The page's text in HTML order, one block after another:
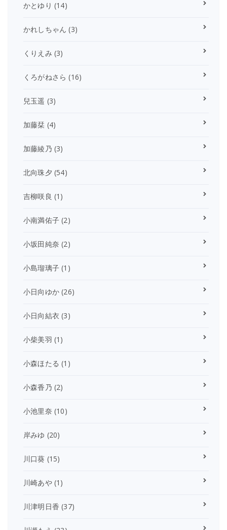
かとゆり (14)
かれしちゃん (3)
くりえみ (3)
くろがねさら (16)
兒玉遥 (3)
加藤栞 (4)
加藤綾乃 (3)
北向珠夕 (54)
吉柳咲良 (1)
小南満佑子 (2)
小坂田純奈 (2)
小島瑠璃子 (1)
小日向ゆか (26)
小日向結衣 (3)
小柴美羽 (1)
小森ほたる (1)
小森香乃 (2)
小池里奈 (10)
岸みゆ (20)
川口葵 (15)
川崎あや(1)
川津明日香 (37)